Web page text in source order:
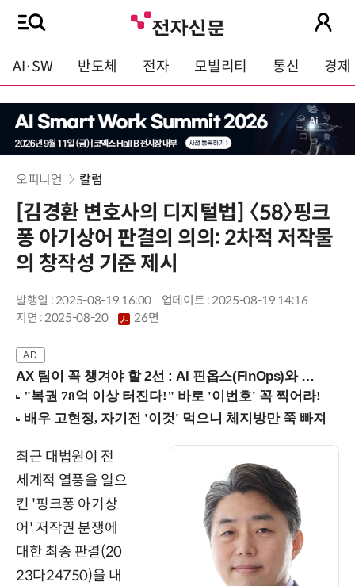
AI·SW 반도체 전자 모빌리티 통신 경제
오피니언 칼럼
[김경환 변호사의 디지털법] 〈58〉핑크
퐁 아기상어 판결의 의의: 2차적 저작물
의 창작성 기준 제시
발행일 : 2025-08-19 16:00
업데이트 : 2025-08-19 14:16
지면 :2025-08-20 26면
AX 팀이 꼭 챙겨야 할 2선 : AI 핀옵스(FinOps)와 토큰 거버넌스 (8/21 잠실역)
최근 대법원이 전
세계적 열풍을 일으
킨 '핑크퐁 아기상
어' 저작권 분쟁에
대한 최종 판결(20
23다24750)을 내